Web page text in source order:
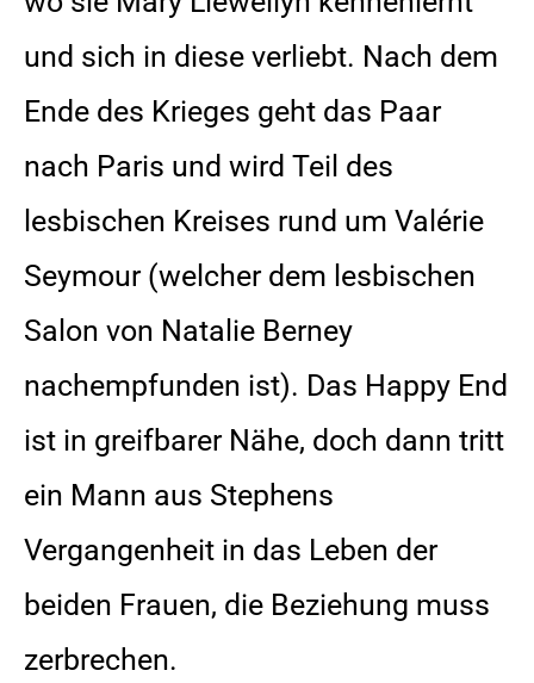
und sich in diese verliebt. Nach dem
Ende des Krieges geht das Paar
nach Paris und wird Teil des
lesbischen Kreises rund um Valérie
Seymour (welcher dem lesbischen
Salon von Natalie Berney
nachempfunden ist). Das Happy End
ist in greifbarer Nähe, doch dann tritt
ein Mann aus Stephens
Vergangenheit in das Leben der
beiden Frauen, die Beziehung muss
zerbrechen.